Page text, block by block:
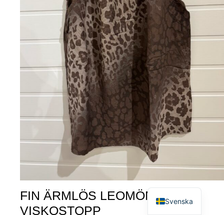
FIN ÄRMLÖS LEOMÖNSTRAD
VISKOSTOPP
Svenska